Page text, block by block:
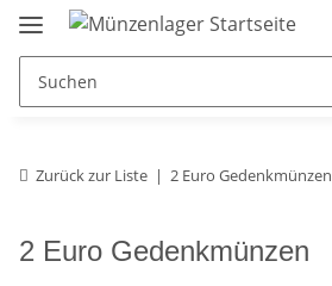
Zurück zur Liste 2 Euro Gedenkmünzen
2 Euro Gedenkmünzen